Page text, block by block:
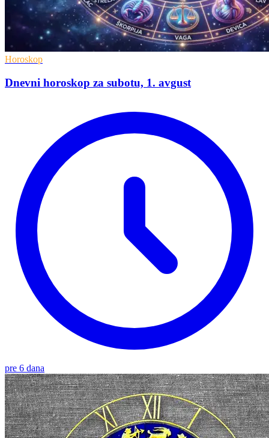
Horoskop
Dnevni horoskop za subotu, 1. avgust
pre 6 dana